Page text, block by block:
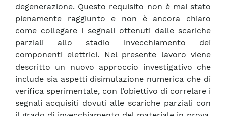
degenerazione. Questo requisito non è mai stato
pienamente raggiunto e non è ancora chiaro
come collegare i segnali ottenuti dalle scariche
parziali allo stadio invecchiamento dei
componenti elettrici. Nel presente lavoro viene
descritto un nuovo approccio investigativo che
include sia aspetti disimulazione numerica che di
verifica sperimentale, con l’obiettivo di correlare i
segnali acquisiti dovuti alle scariche parziali con